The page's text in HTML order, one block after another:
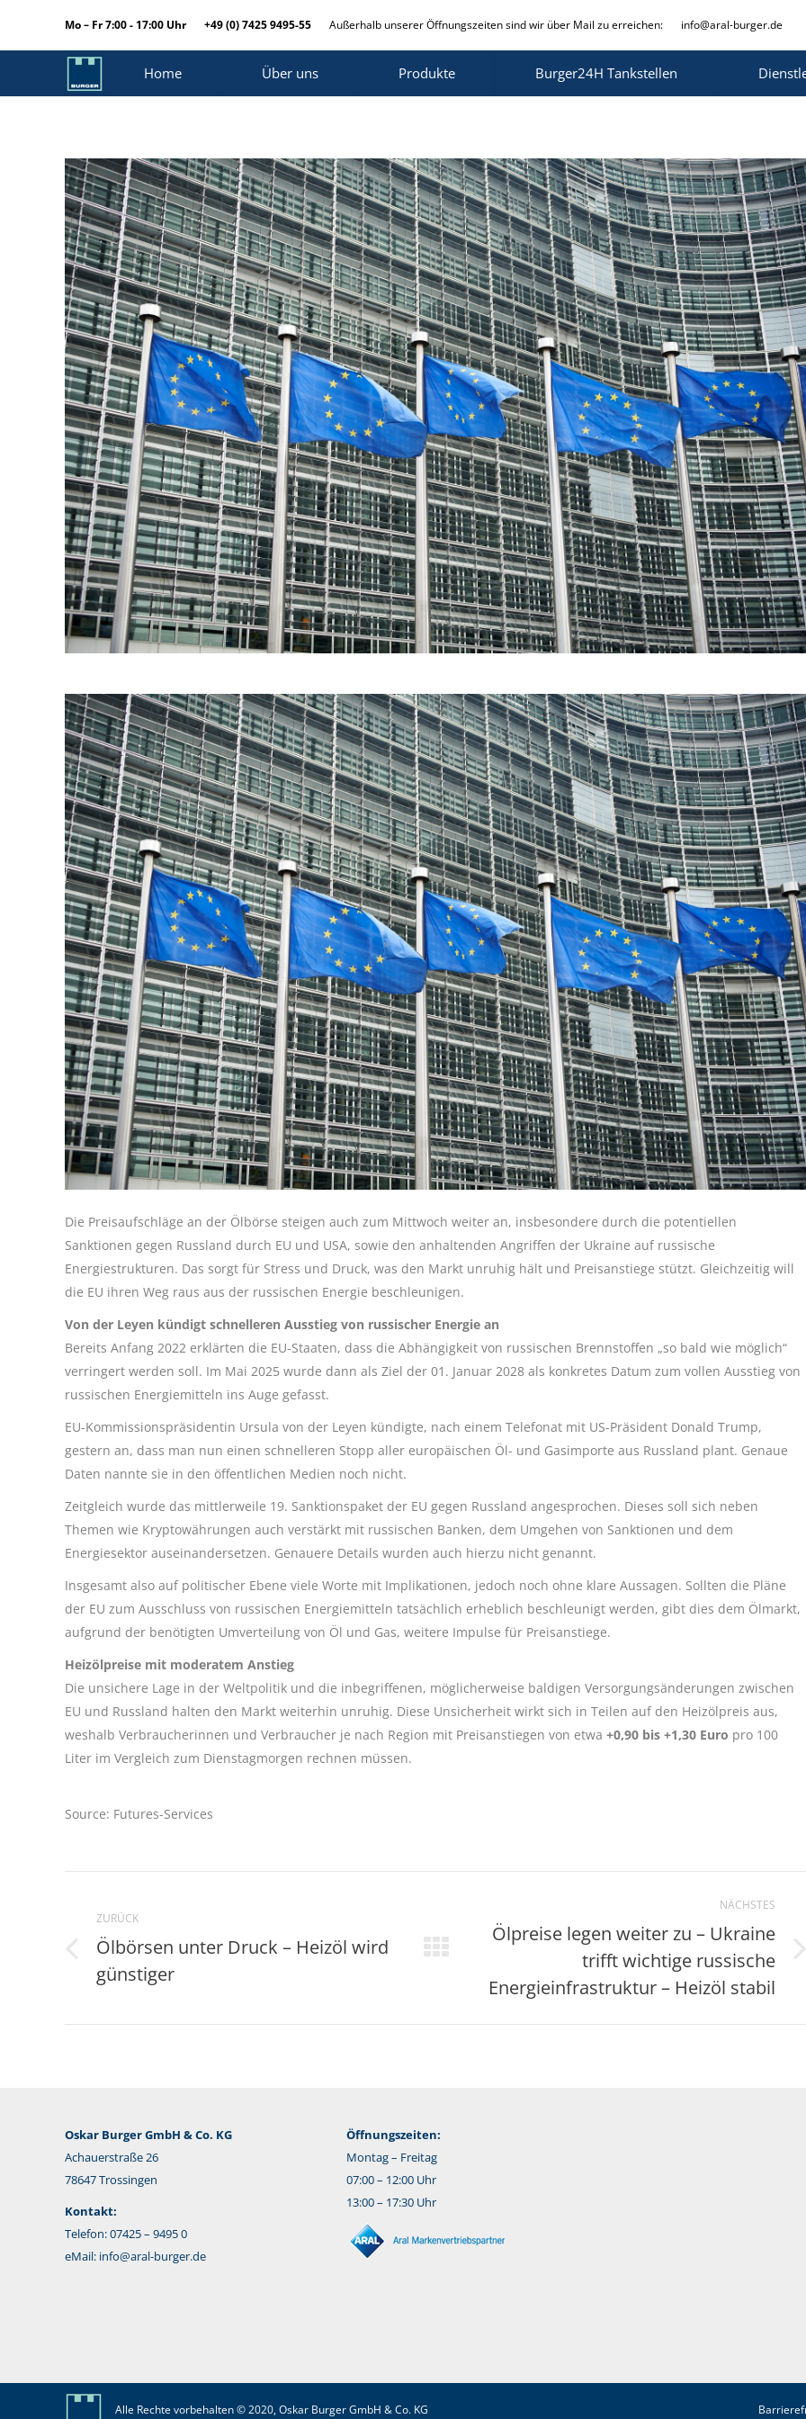
Mo – Fr 7:00 - 17:00 Uhr +49 (0) 7425 9495-55 Außerhalb unserer Öffnungszeiten sind wir über Mail zu erreichen: info@aral-burger.de
Home Über uns Produkte Burger24H Tankstellen
Die Preisaufschläge an der Ölbörse steigen auch zum Mittwoch weiter an, insbesondere durch die potentiellen
Sanktionen gegen Russland durch EU und USA, sowie den anhaltenden Angriffen der Ukraine auf russische
Energiestrukturen. Das sorgt für Stress und Druck, was den Markt unruhig hält und Preisanstiege stützt. Gleichzeitig will
die EU ihren Weg raus aus der russischen Energie beschleunigen.
Von der Leyen kündigt schnelleren Ausstieg von russischer Energie an
Bereits Anfang 2022 erklärten die EU-Staaten, dass die Abhängigkeit von russischen Brennstoffen „so bald wie möglich“
verringert werden soll. Im Mai 2025 wurde dann als Ziel der 01. Januar 2028 als konkretes Datum zum vollen Ausstieg von
russischen Energiemitteln ins Auge gefasst.
EU-Kommissionspräsidentin Ursula von der Leyen kündigte, nach einem Telefonat mit US-Präsident Donald Trump,
gestern an, dass man nun einen schnelleren Stopp aller europäischen Öl- und Gasimporte aus Russland plant. Genaue
Daten nannte sie in den öffentlichen Medien noch nicht.
Zeitgleich wurde das mittlerweile 19. Sanktionspaket der EU gegen Russland angesprochen. Dieses soll sich neben
Themen wie Kryptowährungen auch verstärkt mit russischen Banken, dem Umgehen von Sanktionen und dem
Energiesektor auseinandersetzen. Genauere Details wurden auch hierzu nicht genannt.
Insgesamt also auf politischer Ebene viele Worte mit Implikationen, jedoch noch ohne klare Aussagen. Sollten die Pläne
der EU zum Ausschluss von russischen Energiemitteln tatsächlich erheblich beschleunigt werden, gibt dies dem Ölmarkt,
aufgrund der benötigten Umverteilung von Öl und Gas, weitere Impulse für Preisanstiege.
Heizölpreise mit moderatem Anstieg
Die unsichere Lage in der Weltpolitik und die inbegriffenen, möglicherweise baldigen Versorgungsänderungen zwischen
EU und Russland halten den Markt weiterhin unruhig. Diese Unsicherheit wirkt sich in Teilen auf den Heizölpreis aus,
weshalb Verbraucherinnen und Verbraucher je nach Region mit Preisanstiegen von etwa +0,90 bis +1,30 Euro pro 100
Liter im Vergleich zum Dienstagmorgen rechnen müssen.
Source: Futures-Services
ZURÜCK
Vorheriger
Beitrag:
Ölbörsen unter Druck – Heizöl wird
günstiger
NÄCHSTES
Beitrag:
Ölpreise legen weiter zu – Ukraine
trifft wichtige russische
Energieinfrastruktur – Heizöl stabil
Oskar Burger GmbH & Co. KG
Achauerstraße 26
78647 Trossingen
Kontakt:
Telefon: 07425 – 9495 0
eMail: info@aral-burger.de
Öffnungszeiten:
Montag – Freitag
07:00 – 12:00 Uhr
13:00 – 17:30 Uhr
Alle Rechte vorbehalten © 2020, Oskar Burger GmbH & Co. KG